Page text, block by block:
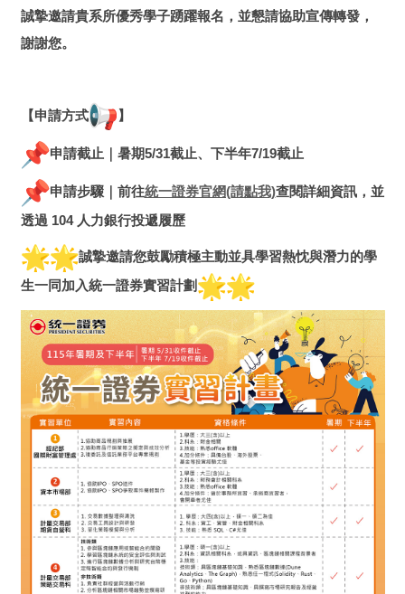
誠摯邀請貴系所優秀學子踴躍報名，並懇請協助宣傳轉發，
謝謝您。
【申請方式 】
申請截止｜暑期5/31截止、下半年7/19截止
申請步驟｜前往統一證券官網(請點我)查閱詳細資訊，並
透過 104 人力銀行投遞履歷
誠摯邀請您鼓勵積極主動並具學習熱忱與潛力的學
生一同加入統一證券實習計劃